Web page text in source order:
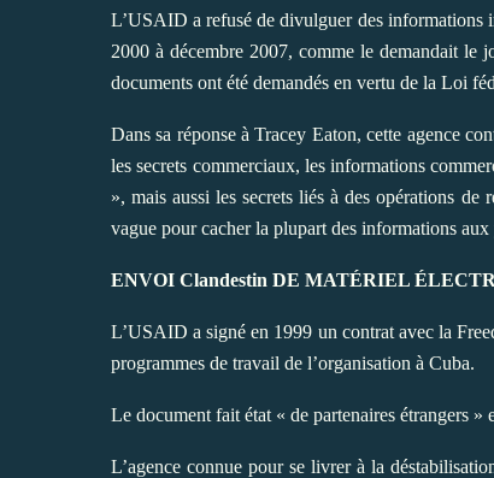
L’USAID a refusé de divulguer des informations
2000 à décembre 2007, comme le demandait le
documents ont été demandés en vertu de la Loi
Dans sa réponse à Tracey Eaton, cette agence
les secrets commerciaux, les informations
», mais aussi les secrets liés à des opérations de
vague pour cacher la plupart des informations
ENVOI Clandestin DE MATÉRIEL
L’USAID a signé en 1999 un contrat avec la
programmes de travail de l’organisation à Cuba.
Le document fait état « de partenaires étrangers »
L’agence connue pour se livrer à la